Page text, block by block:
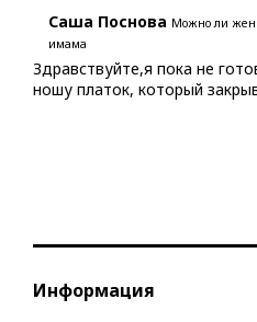
Саша Поснова Можно ли
имама
Здравствуйте,я пока не
ношу платок, который
Информация